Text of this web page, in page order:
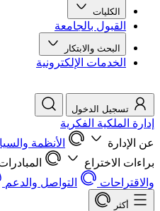
الكليات
القبول بالجامعة
البحث والابتكار
الخدمات الإلكترونية
تسجيل الدخول
إدارة الملكية الفكرية
عن الإدارة
الأنظمة
براءات الاختراع
والاقتراحات
التواصل والدعم
أكثر